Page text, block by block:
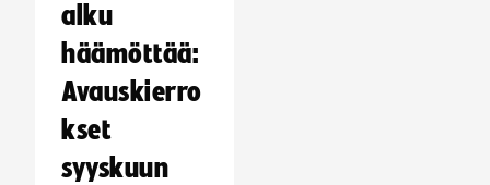
alku
häämöttää:
Avauskierro
kset
syyskuun